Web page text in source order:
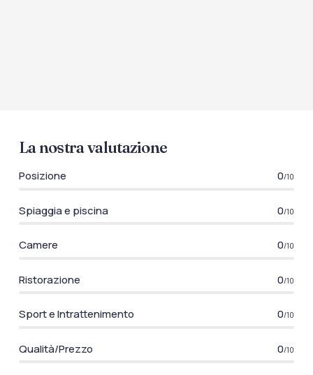
La nostra valutazione
Posizione 0/10
Spiaggia e piscina 0/10
Camere 0/10
Ristorazione 0/10
Sport e Intrattenimento 0/10
Qualità/Prezzo 0/10